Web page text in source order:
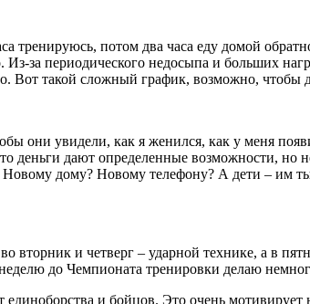
тренируюсь, потом два часа еду домой
за периодического недосыпа и больших
Вот такой сложный график, возможно, чтобы
они увидели, как я женился, как у меня
деньги дают определенные возможности, но
дому? Новому телефону? А дети – им
и четверг – ударной технике, а в
до Чемпионата тренировки делаю
и бойцов. Это очень